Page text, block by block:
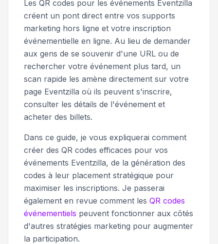
Les QR codes pour les événements Eventzilla
créent un pont direct entre vos supports
marketing hors ligne et votre inscription
événementielle en ligne. Au lieu de demander
aux gens de se souvenir d'une URL ou de
rechercher votre événement plus tard, un
scan rapide les amène directement sur votre
page Eventzilla où ils peuvent s'inscrire,
consulter les détails de l'événement et
acheter des billets.
Dans ce guide, je vous expliquerai comment
créer des QR codes efficaces pour vos
événements Eventzilla, de la génération des
codes à leur placement stratégique pour
maximiser les inscriptions. Je passerai
également en revue comment les QR codes
événementiels peuvent fonctionner aux côtés
d'autres stratégies marketing pour augmenter
la participation.